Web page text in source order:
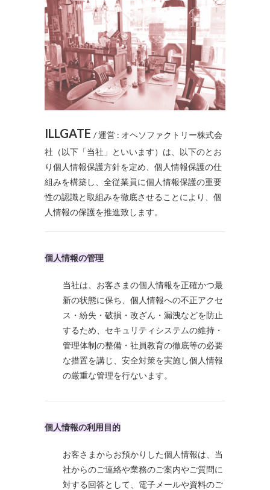
ILLGATE / 運営 : オヘソファクトリー株式会
社（以下「当社」といいます）は、以下のとお
り個人情報保護方針を定め、個人情報保護の仕
組みを構築し、全従業員に個人情報保護の重要
性の認識と取組みを徹底させることにより、個
人情報の保護を推進致します。
個人情報の管理
当社は、お客さまの個人情報を正確かつ最
新の状態に保ち、個人情報への不正アクセ
ス・紛失・破損・改ざん・漏洩などを防止
するため、セキュリティシステムの維持・
管理体制の整備・社員教育の徹底等の必要
な措置を講じ、安全対策を実施し個人情報
の厳重な管理を行ないます。
個人情報の利用目的
お客さまからお預かりした個人情報は、当
社からのご連絡や業務のご案内やご質問に
対する回答として、電子メールや資料のご